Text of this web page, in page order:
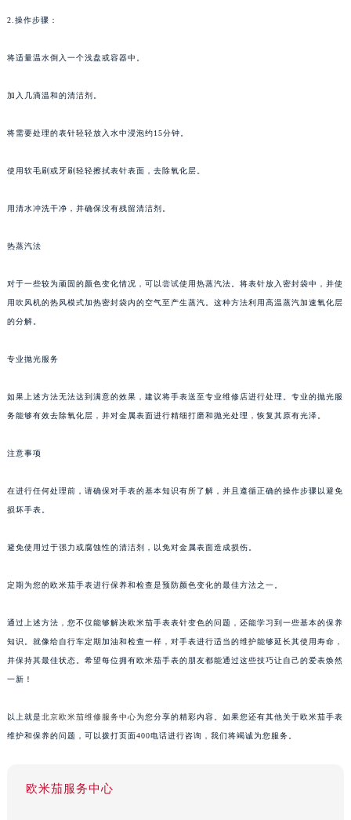
2.操作步骤：
将适量温水倒入一个浅盘或容器中。
加入几滴温和的清洁剂。
将需要处理的表针轻轻放入水中浸泡约15分钟。
使用软毛刷或牙刷轻轻擦拭表针表面，去除氧化层。
用清水冲洗干净，并确保没有残留清洁剂。
热蒸汽法
对于一些较为顽固的颜色变化情况，可以尝试使用热蒸汽法。将表针放入密封袋中，并使
用吹风机的热风模式加热密封袋内的空气至产生蒸汽。这种方法利用高温蒸汽加速氧化层
的分解。
专业抛光服务
如果上述方法无法达到满意的效果，建议将手表送至专业维修店进行处理。专业的抛光服
务能够有效去除氧化层，并对金属表面进行精细打磨和抛光处理，恢复其原有光泽。
注意事项
在进行任何处理前，请确保对手表的基本知识有所了解，并且遵循正确的操作步骤以避免
损坏手表。
避免使用过于强力或腐蚀性的清洁剂，以免对金属表面造成损伤。
定期为您的欧米茄手表进行保养和检查是预防颜色变化的最佳方法之一。
通过上述方法，您不仅能够解决欧米茄手表表针变色的问题，还能学习到一些基本的保养
知识。就像给自行车定期加油和检查一样，对手表进行适当的维护能够延长其使用寿命，
并保持其最佳状态。希望每位拥有欧米茄手表的朋友都能通过这些技巧让自己的爱表焕然
一新！
以上就是北京欧米茄维修服务中心为您分享的精彩内容。如果您还有其他关于欧米茄手表
维护和保养的问题，可以拨打页面400电话进行咨询，我们将竭诚为您服务。
欧米茄服务中心